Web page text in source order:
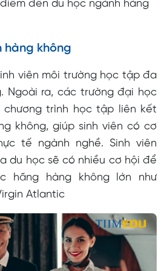
đến du học ngành hàng
hàng không
viên môi trường học tập đa
Ngoài ra, các trường đại học
trình học tập liên kết
không, giúp sinh viên có cơ
tế ngành nghề. Sinh viên
du học sẽ có nhiều cơ hội để
hãng hàng không lớn như
Atlantic